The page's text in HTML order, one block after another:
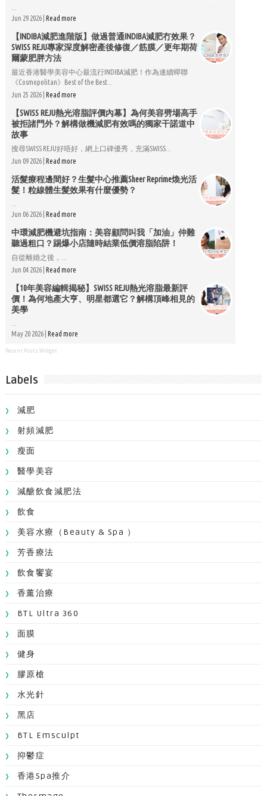
Jun 29 2026 | Read more
【INDIBA減肥進階版】做過普通INDIBA減肥冇效果？
SWISS REJU專家深度解密產後修復／筋膜／更年期荷
爾蒙肥胖方法
最近香港醫學美容中心最流行INDIBA減肥！作為連續蟬聯
《Cosmopolitan》Best of the Best...
Jun 25 2026 | Read more
【SWISS REJU熱光溶脂評價內幕】為何美容劈場高手
被拒諸門外？解構做機減肥有效嗎的獨家干諾道中
故事
搜尋SWISS REJU好唔好，網上口碑優秀，充滿SWISS...
Jun 09 2026 | Read more
活髮療程邊間好？生髮中心推薦Sheer Reprime煥光活
髮！粒線體生髮效果有什麼優勢？
Jun 06 2026 | Read more
中環減肥機避坑指南：美容顧問叫我「加油」仲難
聽過粗口？踢爆小店隨時結業低價溶脂陷阱！
自從離婚之後，...
Jun 04 2026 | Read more
【10年美容編輯揭秘】SWISS REJU熱光溶脂最新評
價！為何地產大亨、明星都選它？解構頂峰相見的
美學
May 20 2026 | Read more
Recent Posts Widget
Labels
減肥
射頻減肥
瘦面
醫學美容
減醣飲食減肥法
飲食
美容水療（Beauty & Spa ）
芳香療法
飲食饗宴
香薰治療
BTL Ultra 360
面膜
健身
膠原槍
水光針
黑店
BTL Emsculpt
抑鬱症
香港Spa推介